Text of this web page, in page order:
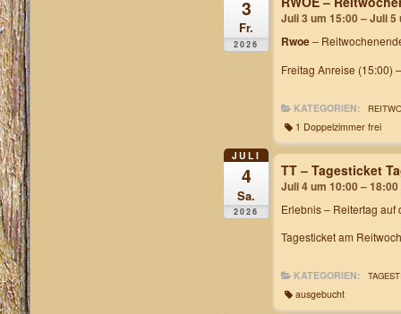
3
Fr.
2026
Juli 3 um 15:00 – Juli 5
Rwoe–
Freitag Anreise (15:00)
KATEGORIEN:
1 Doppelzimmer frei
JULI
4
Sa.
2026
TT – Tagesticket
Juli 4 um 10:00 – 18:00
Erlebnis – Reitertag auf
Tagesticket am
KATEGORIEN:
ausgebucht